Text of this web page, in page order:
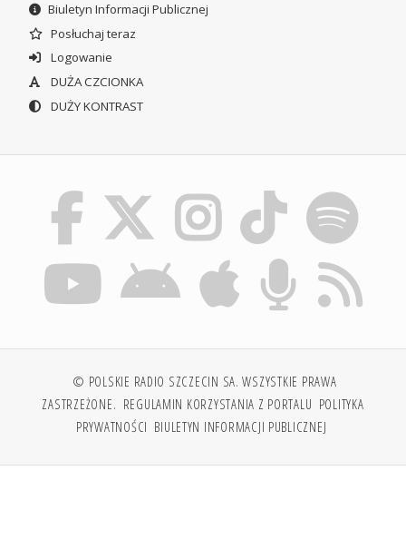
Biuletyn Informacji Publicznej
Posłuchaj teraz
Logowanie
DUŻA CZCIONKA
DUŻY KONTRAST
© POLSKIE RADIO SZCZECIN SA. WSZYSTKIE PRAWA
ZASTRZEŻONE. REGULAMIN KORZYSTANIA Z PORTALU POLITYKA
PRYWATNOŚCI BIULETYN INFORMACJI PUBLICZNEJ